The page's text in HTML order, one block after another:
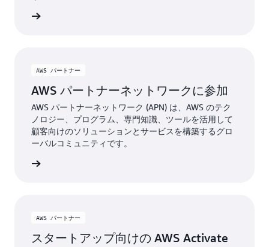
AWS パートナー
AWS パートナーネットワークに参加
AWS パートナーネットワーク (APN) は、AWS のテク
ノロジー、プログラム、専門知識、ツールを活用して
顧客向けのソリューションとサービスを構築するグロ
ーバルコミュニティです。
AWS パートナー
スタートアップ向けの AWS Activate